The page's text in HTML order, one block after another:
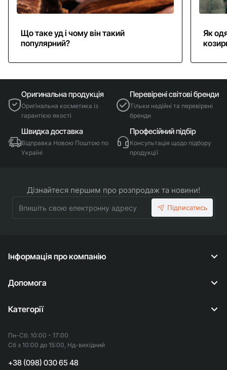
Що таке уд і чому він такий
популярний?
Як
Оригинальна продукція
Оригінальна косметика із
гарантією якості
Перевірені світові бренди
Тільки надійні та перевірені
бренди
Швидка доставка
Відправка Новою Поштою по
Україні
Професійний підбір
Консультація щодо підбору
продукції
Дізнайтеся першим про розпродаж та новини!
свою
Підписатись
Інформація про компанію
Допомога
Категорії
Пн-Сб: 10:00 - 17:00
Сб з 10:00 до 15:00, Нд-вихідний
+38 (098) 030 65 48